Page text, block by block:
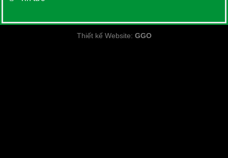
Thiết kế Website: GGO